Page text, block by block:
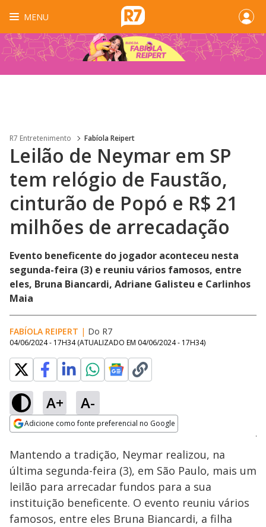
MENU
R7 Entretenimento Fabíola Reipert
Leilão de Neymar em SP
tem relógio de Faustão,
cinturão de Popó e R$ 21
milhões de arrecadação
Evento beneficente do jogador aconteceu nesta
segunda-feira (3) e reuniu vários famosos, entre
eles, Bruna Biancardi, Adriane Galisteu e Carlinhos
Maia
FABÍOLA REIPERT | Do R7
04/06/2024 - 17H34 (ATUALIZADO EM 04/06/2024 - 17H34)
A+ A-
Adicione como fonte preferencial no Google
Ativar
Loaded:
39.75%
Mantendo a tradição, Neymar realizou, na
última segunda-feira (3), em São Paulo, mais um
leilão para arrecadar fundos para a sua
instituição beneficente. O evento reuniu vários
famosos, entre eles Bruna Biancardi, a filha